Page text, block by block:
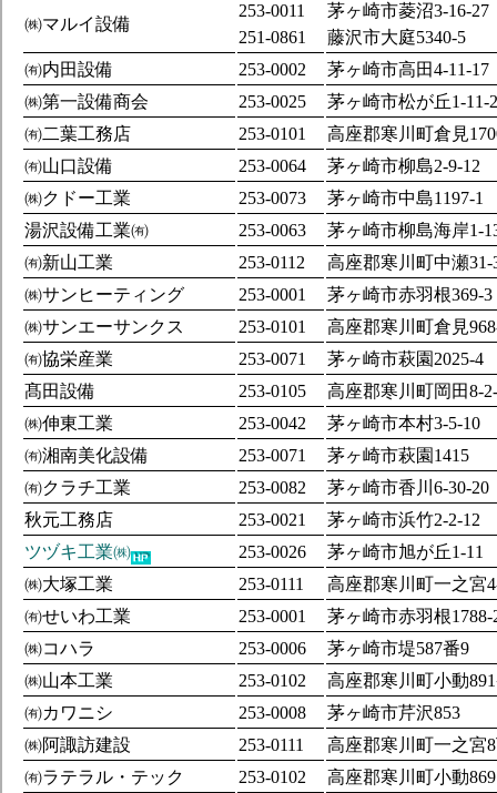
㈱マルイ設備
253-0011
251-0861
茅ヶ崎市菱沼3-16-27
藤沢市大庭5340-5
㈲内田設備
253-0002
茅ヶ崎市高田4-11-17
㈱第一設備商会
253-0025
茅ヶ崎市松が丘1-11-2
㈲二葉工務店
253-0101
高座郡寒川町倉見
㈲山口設備
253-0064
茅ヶ崎市柳島2-9-12
㈱クドー工業
253-0073
茅ヶ崎市中島1197-1
湯沢設備工業㈲
253-0063
茅ヶ崎市柳島海岸1-
㈲新山工業
253-0112
高座郡寒川町中瀬31-
㈱サンヒーティング
253-0001
茅ヶ崎市赤羽根369-3
㈱サンエーサンクス
253-0101
高座郡寒川町倉見
㈲協栄産業
253-0071
茅ヶ崎市萩園2025-4
髙田設備
253-0105
高座郡寒川町岡田8-
㈱伸東工業
253-0042
茅ヶ崎市本村3-5-10
㈲湘南美化設備
253-0071
茅ヶ崎市萩園1415
㈲クラチ工業
253-0082
茅ヶ崎市香川6-30-20
秋元工務店
253-0021
茅ヶ崎市浜竹2-2-12
ツヅキ工業㈱
253-0026
茅ヶ崎市旭が丘1-11
㈱大塚工業
253-0111
高座郡寒川町一之宮
㈲せいわ工業
253-0001
茅ヶ崎市赤羽根1788-
㈱コハラ
253-0006
茅ヶ崎市堤587番9
㈱山本工業
253-0102
高座郡寒川町小動
㈲カワニシ
253-0008
茅ヶ崎市芹沢853
㈱阿諏訪建設
253-0111
高座郡寒川町一之宮
㈲ラテラル・テック
253-0102
高座郡寒川町小動869